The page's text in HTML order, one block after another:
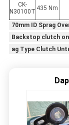
CK-
N30100T 435 Nm
70mm ID Sprag
Backstop clutch
ag Type Clutch